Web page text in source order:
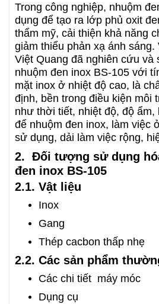
Trong công nghiệp, nhuộm
dụng để tạo ra lớp phủ oxit
thẩm mỹ, cải thiện khả năng
giảm thiểu phản xạ ánh sáng.
Việt Quang đã nghiên cứu và
nhuộm đen inox BS-105 với
mặt inox ở nhiệt độ cao, là
định, bền trong điều kiện môi
như thời tiết, nhiệt độ, độ ẩm,
để nhuộm đen inox, làm việc
sử dụng, dải làm việc rộng,
2. Đối tượng sử dụng
đen inox BS-105
2.1. Vật liệu
Inox
Gang
Thép cacbon thấp nhẹ
2.2. Các sản phẩm
Các chi tiết máy móc
Dụng cụ